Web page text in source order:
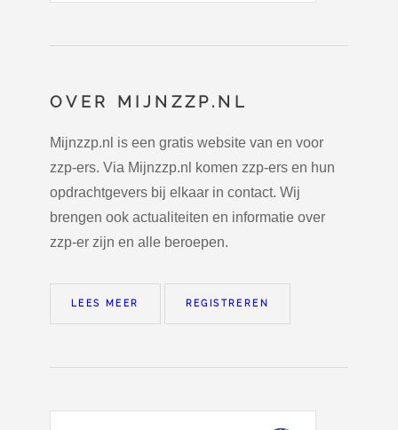
OVER MIJNZZP.NL
Mijnzzp.nl is een gratis website van en voor
zzp-ers. Via Mijnzzp.nl komen zzp-ers en hun
opdrachtgevers bij elkaar in contact. Wij
brengen ook actualiteiten en informatie over
zzp-er zijn en alle beroepen.
LEES MEER REGISTREREN